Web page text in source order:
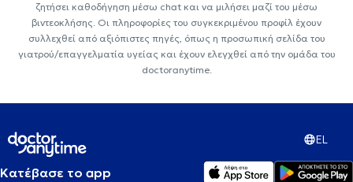
ζητήσει καθοδήγηση μέσω chat και να μιλήσει μαζί του μέσω
βιντεοκλήσης. Οι πληροφορίες του συγκεκριμένου προφίλ έχουν
συλλεχθεί από αξιόπιστες πηγές, όπως η προσωπική σελίδα του
γιατρού/επαγγελματία υγείας και έχουν ελεγχθεί από την ομάδα του
doctoranytime.
EL
Κατέβασε το app